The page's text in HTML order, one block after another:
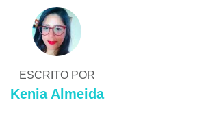
ESCRITO POR
Kenia Almeida